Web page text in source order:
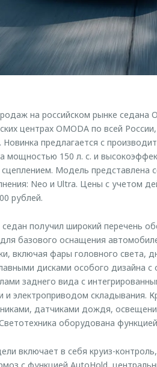
на российском рынке седана
центрах OMODA по всей
. Новинка предлагается с
мощностью 150 л. с. и
Модель представлена
Neo и Ultra. Цены с учетом
рублей.
получил широкий перечень
базового оснащения
включая фары головного света,
дисками особого дизайна
заднего вида с
и электроприводом складывания.
датчиками дождя,
оборудована
включает в себя круиз-